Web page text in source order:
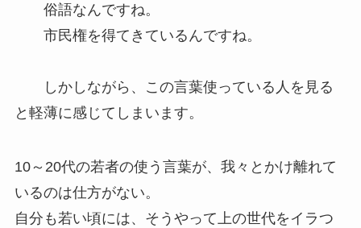
俗語なんですね。
市民権を得てきているんですね。
しかしながら、この言葉使っている人を見る
と軽薄に感じてしまいます。
10～20代の若者の使う言葉が、我々とかけ離れて
いるのは仕方がない。
自分も若い頃には、そうやって上の世代をイラつ